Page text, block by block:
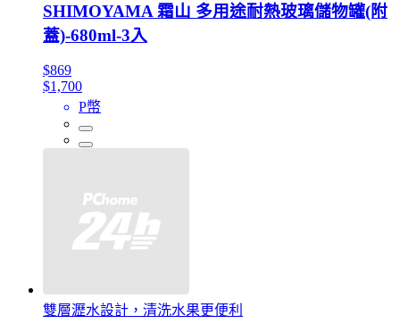
SHIMOYAMA 霜山 多用途耐熱玻璃儲物罐(附
蓋)-680ml-3入
$869
$1,700
P幣
雙層瀝水設計，清洗水果更便利